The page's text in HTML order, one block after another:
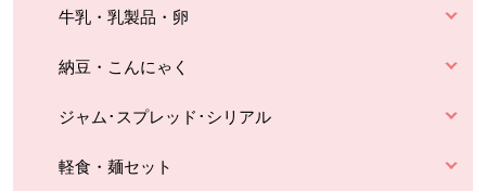
牛乳・乳製品・卵
納豆・こんにゃく
ジャム･スプレッド･シリアル
軽食・麺セット